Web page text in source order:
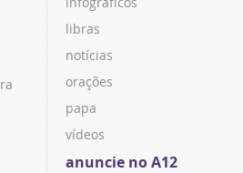
libras
notícias
orações
papa
vídeos
anuncie no A12